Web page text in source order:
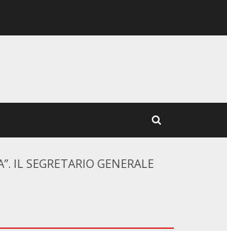
IL SEGRETARIO GENERALE